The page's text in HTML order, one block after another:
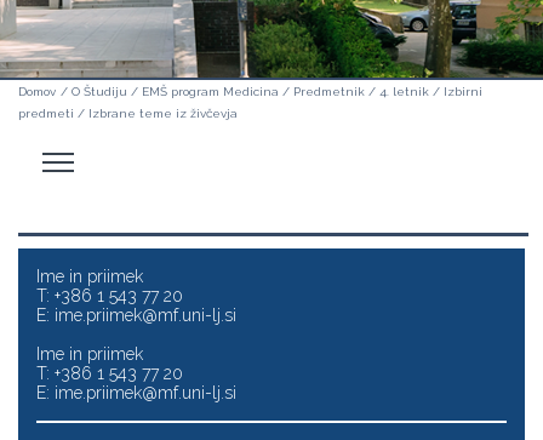
Domov / O Študiju / EMŠ program Medicina / Predmetnik / 4. letnik / Izbirni
predmeti / Izbrane teme iz živčevja
Odpri
stranski
Ime in priimek
T: +386 1 543 77 20
E: ime.priimek@mf.uni-lj.si
Ime in priimek
T: +386 1 543 77 20
E: ime.priimek@mf.uni-lj.si